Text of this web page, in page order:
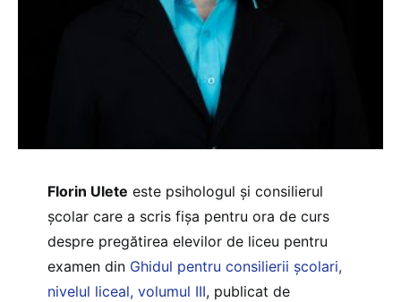
Florin Ulete este psihologul și consilierul
școlar care a scris fișa pentru ora de curs
despre pregătirea elevilor de liceu pentru
examen din Ghidul pentru consilierii școlari,
nivelul liceal, volumul III, publicat de